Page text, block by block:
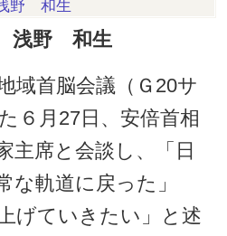
浅野 和生
域首脳会議（Ｇ20サ
６月27日、安倍首相
主席と会談し、「日
な軌道に戻った」
げていきたい」と述